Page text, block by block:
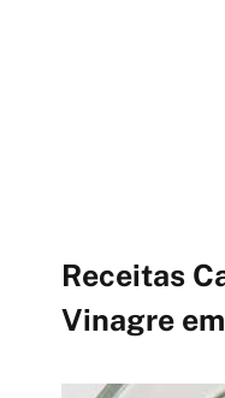
Receitas
Vinagre